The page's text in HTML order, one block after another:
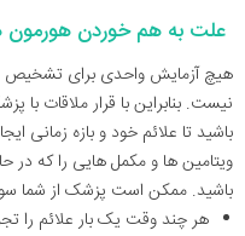
علت به هم خوردن
هیچ آزمایش واحدی برای تشخیص
نیست. بنابراین با قرار ملاقات با
باشید تا علائم خود و بازه زمانی
ویتامین ها و مکمل هایی را که در
باشید. ممکن است پزشک از شما
هر چند وقت یک بار علائم را